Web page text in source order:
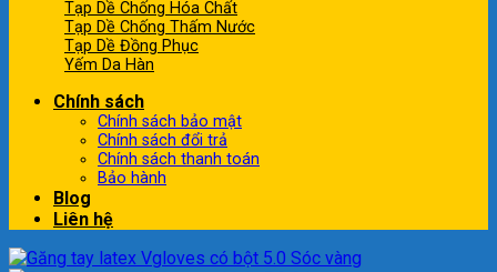
Tạp Dề Chống Hóa Chất
Tạp Dề Chống Thấm Nước
Tạp Dề Đồng Phục
Yếm Da Hàn
Chính sách
Chính sách bảo mật
Chính sách đổi trả
Chính sách thanh toán
Bảo hành
Blog
Liên hệ